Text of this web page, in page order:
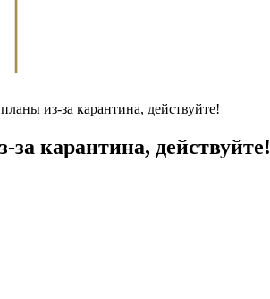
из-за карантина, действуйте!
карантина, действуйте!